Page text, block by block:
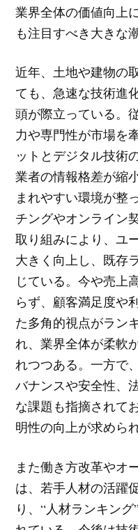
業界全体の価値向上
も注目すべき大きな
近年、土地や建物の
ても、急速な技術進
頭が際立っている。
力や専門性が市場を
ットとデジタル技術
業者の情報格差が縮
まれやすい環境が整
チングやオンライン
取り組みにより、ユ
大きく向上し、既存
じている。今や売上
らず、顧客満足度や
た多角的視点がラン
れ、業界全体が柔軟
れつつある。一方で
バナンスや安全性、
な課題も指摘されて
明性の向上が求めら
また働き方改革やオ
は、若手人材の活躍
り、“人材ランキン